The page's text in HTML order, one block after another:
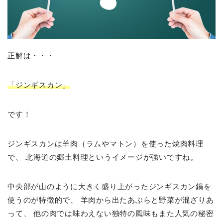
正解は・・・
「ジンギスカン」
です！
ジンギスカンは羊肉（ラムやマトン）を使った焼肉料理
で、 北海道の郷土料理というイメージが強いですね。
中央部が山のように大きく盛り上がったジンギスカン鍋を
使うのが特徴的で、 羊肉から出たあぶらと野菜が混ざりあ
って、 他の肉では味わえない独特の風味もまた人気の秘密